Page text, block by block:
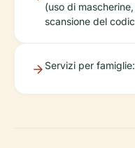
(uso di
scansione del
Servizi per